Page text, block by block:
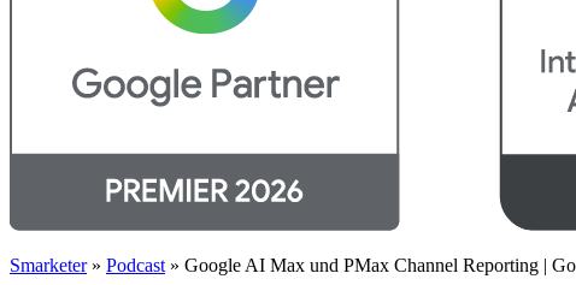
Smarketer» Podcast » Google AI Max und PMax Channel Reporting |